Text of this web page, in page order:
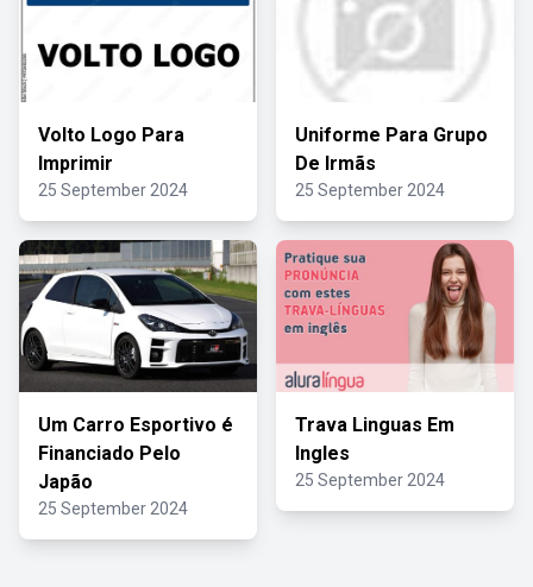
Volto Logo Para
Imprimir
25 September 2024
Uniforme Para Grupo
De Irmãs
25 September 2024
Um Carro Esportivo é
Financiado Pelo
Japão
25 September 2024
Trava Linguas Em
Ingles
25 September 2024